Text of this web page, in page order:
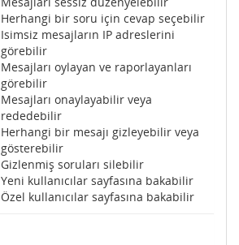
Herhangi bir soru için cevap seçebilir
Isimsiz mesajların IP adreslerini
görebilir
Mesajları oylayan ve raporlayanları
görebilir
Mesajları onaylayabilir veya
rededebilir
Herhangi bir mesajı gizleyebilir veya
gösterebilir
Gizlenmiş soruları silebilir
Yeni kullanıcılar sayfasına bakabilir
Özel kullanıcılar sayfasına bakabilir